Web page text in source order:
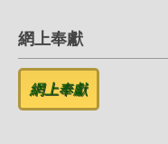
網上奉獻